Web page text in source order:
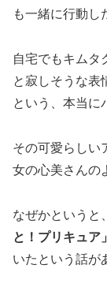
も一緒に行動し
自宅でもキムタ
と寂しそうな表
という、本当に
その可愛らしい
女の心美さんの
なぜかというと
と！プリキュア」
いたという話が